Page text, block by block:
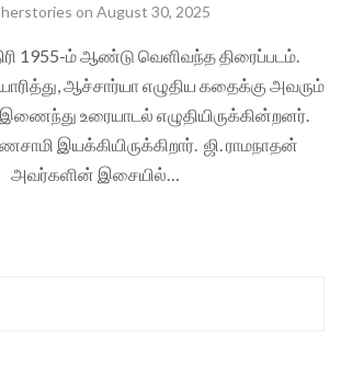
herstories on August 30, 2025
1955-ம் ஆண்டு வெளிவந்த திரைப்படம்.
ஆச்சார்யா எழுதிய கதைக்கு அவரும்
உரையாடல் எழுதியிருக்கின்றனர்.
இயக்கியிருக்கிறார். ஜி. ராமநாதன்
அவர்களின் இசையில்…